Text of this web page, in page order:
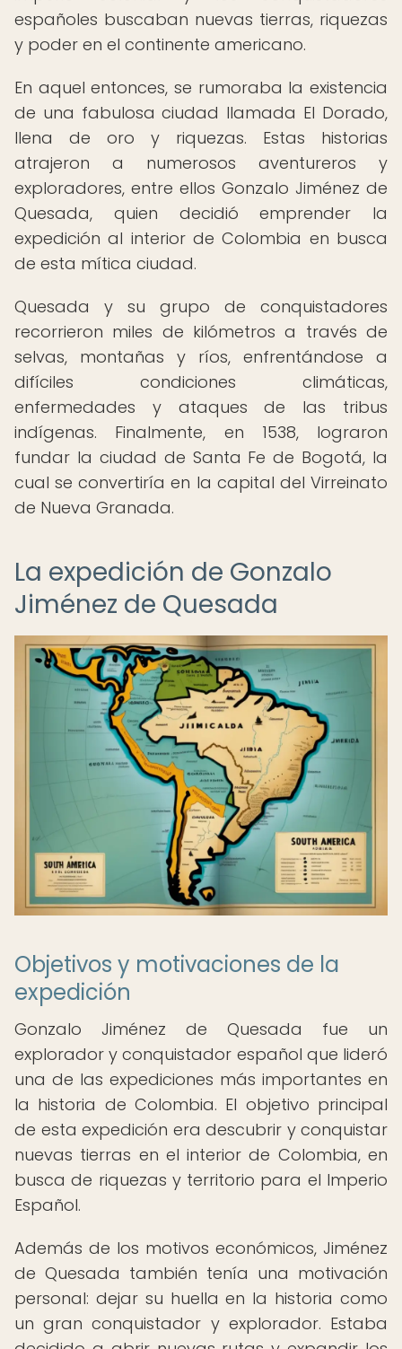
españoles buscaban nuevas tierras, riquezas
y poder en el continente americano.
En aquel entonces, se rumoraba la existencia
de una fabulosa ciudad llamada El Dorado,
llena de oro y riquezas. Estas historias
atrajeron a numerosos aventureros y
exploradores, entre ellos Gonzalo Jiménez de
Quesada, quien decidió emprender la
expedición al interior de Colombia en busca
de esta mítica ciudad.
Quesada y su grupo de conquistadores
recorrieron miles de kilómetros a través de
selvas, montañas y ríos, enfrentándose a
difíciles condiciones climáticas,
enfermedades y ataques de las tribus
indígenas. Finalmente, en 1538, lograron
fundar la ciudad de Santa Fe de Bogotá, la
cual se convertiría en la capital del Virreinato
de Nueva Granada.
La expedición de Gonzalo
Jiménez de Quesada
Objetivos y motivaciones de la
expedición
Gonzalo Jiménez de Quesada fue un
explorador y conquistador español que lideró
una de las expediciones más importantes en
la historia de Colombia. El objetivo principal
de esta expedición era descubrir y conquistar
nuevas tierras en el interior de Colombia, en
busca de riquezas y territorio para el Imperio
Español.
Además de los motivos económicos, Jiménez
de Quesada también tenía una motivación
personal: dejar su huella en la historia como
un gran conquistador y explorador. Estaba